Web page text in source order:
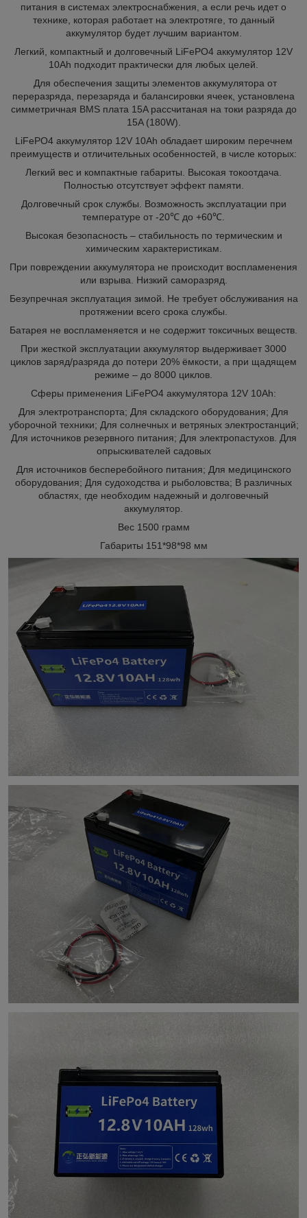
питания в системах электроснабжения, а если речь идет о
технике, которая работает на электротяге, то данный
аккумулятор будет лучшим вариантом.
Легкий, компактный и долговечный LiFePO4 аккумулятор 12V
10Ah подходит практически для любых целей.
Для обеспечения защиты элементов аккумулятора от
переразряда, перезаряда и балансировки ячеек, установлена
симметричная BMS плата 15A рассчитаная на токи разряда до
15A (180W).
LiFePO4 аккумулятор 12V 10Ah обладает широким перечнем
преимуществ и отличительных особенностей, в числе которых:
Легкий вес и компактные габариты. Высокая токоотдача.
Полностью отсутствует эффект памяти.
Долговечный срок службы. Возможность эксплуатации при
температуре от -20℃ до +60℃.
Высокая безопасность – стабильность по термическим и
химическим характеристикам.
При повреждении аккумулятора не происходит воспламенения
или взрыва. Низкий саморазряд.
Безупречная эксплуатация зимой. Не требует обслуживания на
протяжении всего срока службы.
Батарея не воспламеняется и не содержит токсичных веществ.
При жесткой эксплуатации аккумулятор выдерживает 3000
циклов заряд/разряда до потери 20% ёмкости, а при щадящем
режиме – до 8000 циклов.
Сферы применения LiFePO4 аккумулятора 12V 10Ah:
Для электротранспорта; Для складского оборудования; Для
уборочной техники; Для солнечных и ветряных электростанций;
Для источников резервного питания; Для электропастухов. Для
опрыскивателей садовых
Для источников бесперебойного питания; Для медицинского
оборудования; Для судоходства и рыболовства; В различных
областях, где необходим надежный и долговечный
аккумулятор.
Вес 1500 грамм
Габариты 151*98*98 мм